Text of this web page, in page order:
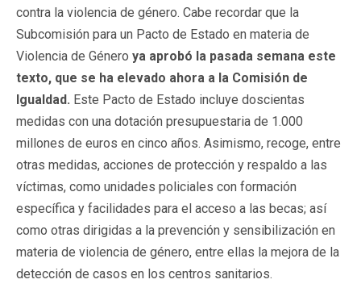
contra la violencia de género. Cabe recordar que la
Subcomisión para un Pacto de Estado en materia de
Violencia de Género ya aprobó la pasada semana este
texto, que se ha elevado ahora a la Comisión de
Igualdad. Este Pacto de Estado incluye doscientas
medidas con una dotación presupuestaria de 1.000
millones de euros en cinco años. Asimismo, recoge, entre
otras medidas, acciones de protección y respaldo a las
víctimas, como unidades policiales con formación
específica y facilidades para el acceso a las becas; así
como otras dirigidas a la prevención y sensibilización en
materia de violencia de género, entre ellas la mejora de la
detección de casos en los centros sanitarios.